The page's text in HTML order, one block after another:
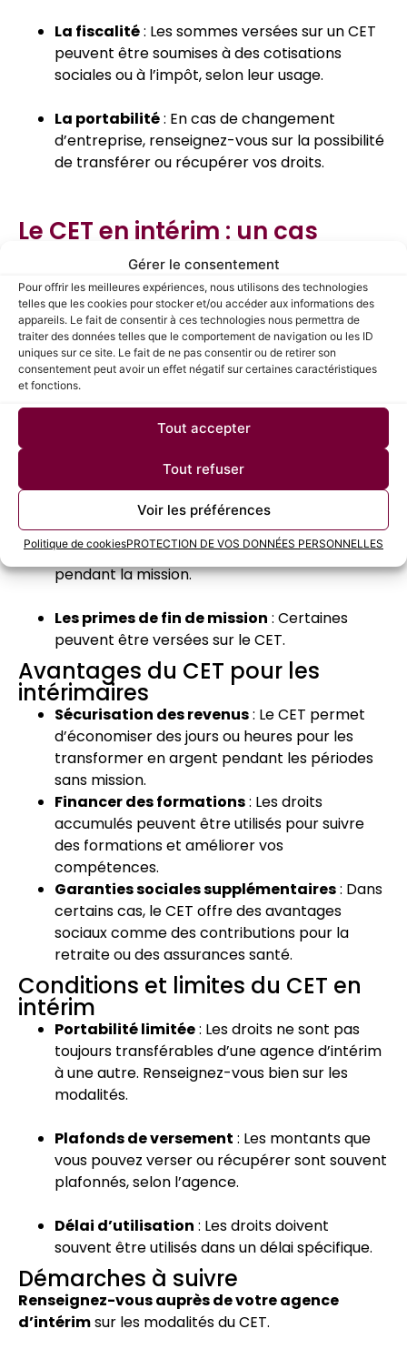
Gérer le consentement
Pour offrir les meilleures expériences, nous utilisons des technologies
telles que les cookies pour stocker et/ou accéder aux informations des
appareils. Le fait de consentir à ces technologies nous permettra de
traiter des données telles que le comportement de navigation ou les ID
uniques sur ce site. Le fait de ne pas consentir ou de retirer son
consentement peut avoir un effet négatif sur certaines caractéristiques
et fonctions.
Tout accepter
Tout refuser
Voir les préférences
Politique de cookiesPROTECTION DE VOS DONNÉES PERSONNELLES
La fiscalité: Les sommes versées sur un CET
peuvent être soumises à des cotisations
sociales ou à l’impôt, selon leur usage.
La portabilité: En cas de changement
d’entreprise, renseignez-vous sur la possibilité
de transférer ou récupérer vos droits.
Le CET en intérim : un cas
particulier
Les intérimaires peuvent aussi bénéficier du
Compte Épargne Temps (CET), mais les règles
varient.
Voici les points clés à connaître.
Comment fonctionne le CET
pour les intérimaires ?
Les intérimaires peuvent alimenter leur CET avec :
Les jours de congé payés non pris: Comme
pour les autres salariés.
Les heures supplémentaires: Accumulées
pendant la mission.
Les primes de fin de mission : Certaines
peuvent être versées sur le CET.
Avantages du CET pour les
intérimaires
Sécurisation des revenus: Le CET permet
d’économiser des jours ou heures pour les
transformer en argent pendant les périodes
sans mission.
Financer des formations: Les droits
accumulés peuvent être utilisés pour suivre
des formations et améliorer vos
compétences.
Garanties sociales supplémentaires: Dans
certains cas, le CET offre des avantages
sociaux comme des contributions pour la
retraite ou des assurances santé.
Conditions et limites du CET en
intérim
Portabilité limitée: Les droits ne sont pas
toujours transférables d’une agence d’intérim
à une autre. Renseignez-vous bien sur les
modalités.
Plafonds de versement : Les montants que
vous pouvez verser ou récupérer sont souvent
plafonnés, selon l’agence.
Délai d’utilisation : Les droits doivent
souvent être utilisés dans un délai spécifique.
Démarches à suivre
Renseignez-vous auprès de votre agence
d’intérimsur les modalités du CET.